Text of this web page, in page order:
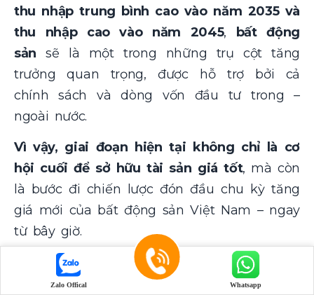
thu nhập trung bình cao vào năm 2035 và
thu nhập cao vào năm 2045,
bất động
sảnsẽ là một trong những trụ cột tăng
trưởng quan trọng, được hỗ trợ bởi cả
chính sách và dòng vốn đầu tư trong –
ngoài nước.
Vì vậy, giai đoạn hiện tại không chỉ là cơ
hội cuối để sở hữu tài sản giá tốt, mà còn
là bước đi chiến lược đón đầu chu kỳ tăng
giá mới của bất động sản Việt Nam – ngay
từ bây giờ.
MAIA Resort Hồ Tràm tiềm năng đầu tư
thực sựZalo Offical Whatsapp